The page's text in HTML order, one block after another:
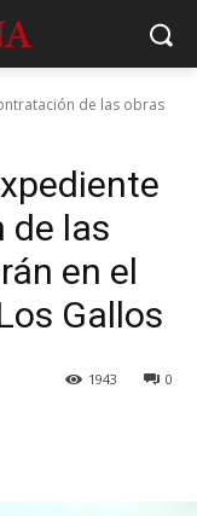
de las obras
de las
en el
Gallos
0
1943